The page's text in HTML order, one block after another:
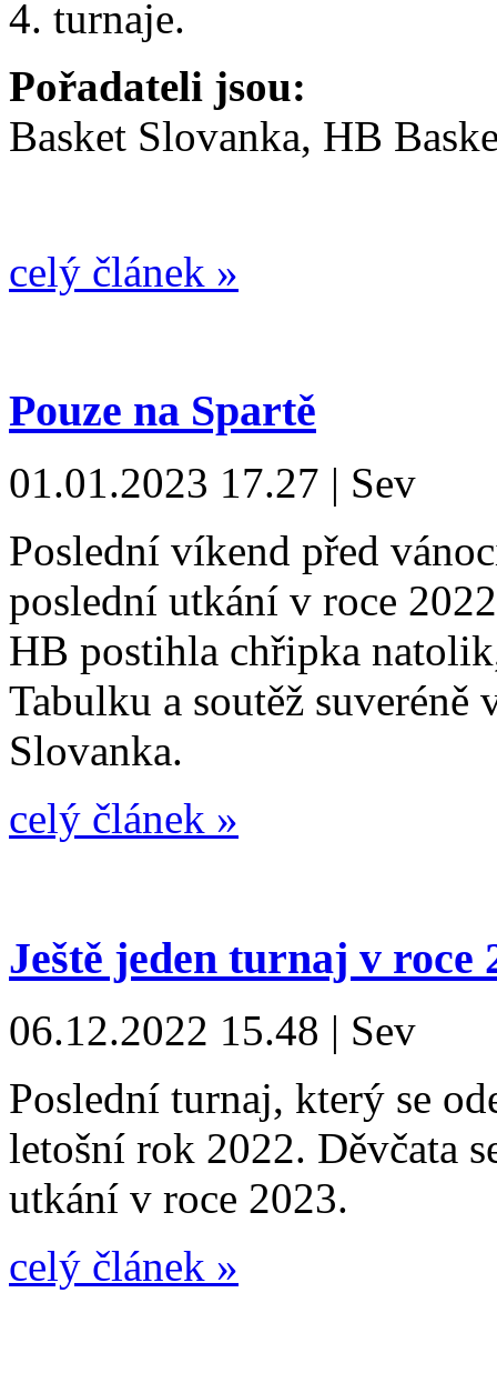
4. turnaje.
Pořadateli jsou:
Basket Slovanka, HB
celý článek »
Pouze na Spartě
01.01.2023 17.27 | Sev
Poslední víkend před
poslední utkání v roce
HB postihla chřipka
Tabulku a soutěž suveréně
Slovanka.
celý článek »
Ještě jeden turnaj v roce
06.12.2022 15.48 | Sev
Poslední turnaj, který se
letošní rok 2022. Děvčata
utkání v roce 2023.
celý článek »